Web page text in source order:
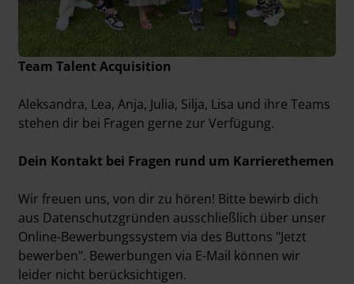
Team Talent Acquisition
Aleksandra, Lea, Anja, Julia, Silja, Lisa und ihre Teams
stehen dir bei Fragen gerne zur Verfügung.
Dein Kontakt bei Fragen rund um Karrierethemen
Wir freuen uns, von dir zu hören! Bitte bewirb dich
aus Datenschutzgründen ausschließlich über unser
Online-Bewerbungssystem via des Buttons "Jetzt
bewerben". Bewerbungen via E-Mail können wir
leider nicht berücksichtigen.